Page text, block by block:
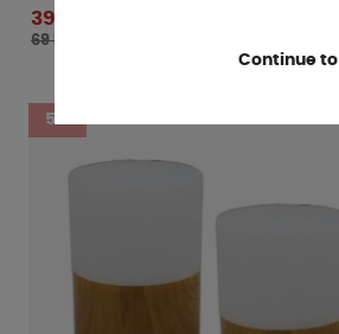
39 kr
69 kr
5%
Continue to